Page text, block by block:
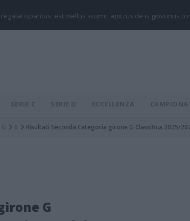
regalai ispantus: est mellus scumiti apitzus de is giòvunus o
SERIE C SERIE D ECCELLENZA
G 6 Risultati Seconda Categoria girone G Classifica 2025/
G